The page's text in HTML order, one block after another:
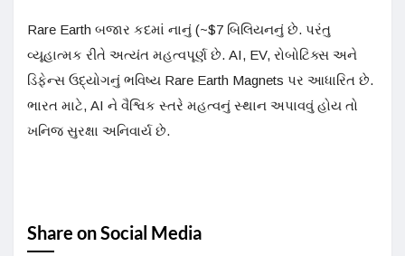
Rare Earth બજાર કદમાં નાનું (~$7 બિલિયનનું છે. પરંતુ
વ્યૂહાત્મક રીતે અત્યંત મહત્વપૂર્ણ છે. AI, EV, રોબોટિક્સ અને
ડિફેન્સ ઉદ્યોગનું ભવિષ્ય Rare Earth Magnets પર આધારિત છે.
ભારત માટે, AI ને વૈશ્વિક સ્તરે મહત્વનું સ્થાન અપાવવું હોય તો
ખનિજ સુરક્ષા અનિવાર્ય છે.
Share on Social Media